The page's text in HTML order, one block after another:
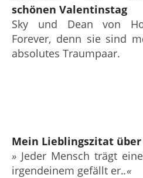
schönen Valentinstag
Sky und Dean von
Forever, denn sie sind
absolutes Traumpaar.
Mein Lieblingszitat über
» Jeder Mensch trägt
irgendeinem gefällt er..«